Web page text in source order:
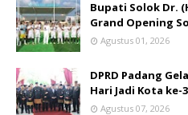
Bupati Solok Dr.
Grand Opening
Agustus 01, 2026
DPRD Padang
Hari Jadi Kota ke-
Agustus 07, 2026